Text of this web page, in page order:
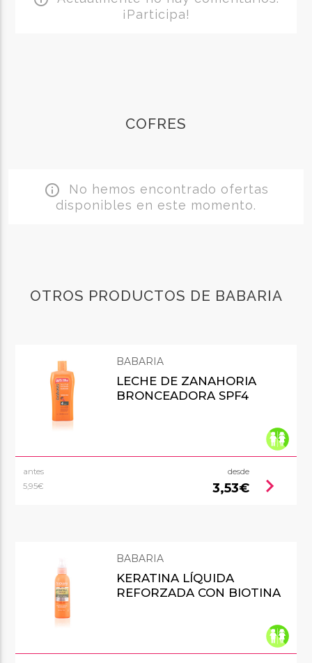
¡Participa!
COFRES
info_outline No hemos encontrado ofertas
disponibles en este momento.
OTROS PRODUCTOS DE BABARIA
BABARIA
LECHE DE ZANAHORIA
BRONCEADORA SPF4
antes
5,95€
desde
3,53€ chevron_right
BABARIA
KERATINA LÍQUIDA
REFORZADA CON BIOTINA